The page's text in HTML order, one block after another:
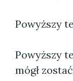
Powyższy
Powyższy
mógł